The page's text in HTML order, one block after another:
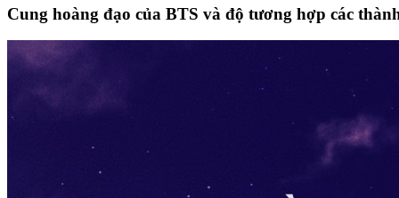
Cung hoàng đạo của BTS và độ tương hợp các